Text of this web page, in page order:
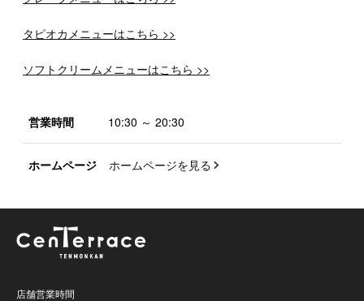
タピオカメニューはこちら >>
ソフトクリームメニューはこちら >>
営業時間 10:30 ～ 20:30
ホームページ ホームページを見る
店舗営業時間